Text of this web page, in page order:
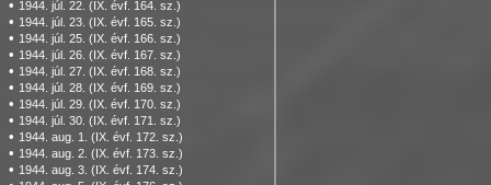
• 1944. júl. 22. (IX. évf. 164. sz.)
• 1944. júl. 23. (IX. évf. 165. sz.)
• 1944. júl. 25. (IX. évf. 166. sz.)
• 1944. júl. 26. (IX. évf. 167. sz.)
• 1944. júl. 27. (IX. évf. 168. sz.)
• 1944. júl. 28. (IX. évf. 169. sz.)
• 1944. júl. 29. (IX. évf. 170. sz.)
• 1944. júl. 30. (IX. évf. 171. sz.)
• 1944. aug. 1. (IX. évf. 172. sz.)
• 1944. aug. 2. (IX. évf. 173. sz.)
• 1944. aug. 3. (IX. évf. 174. sz.)